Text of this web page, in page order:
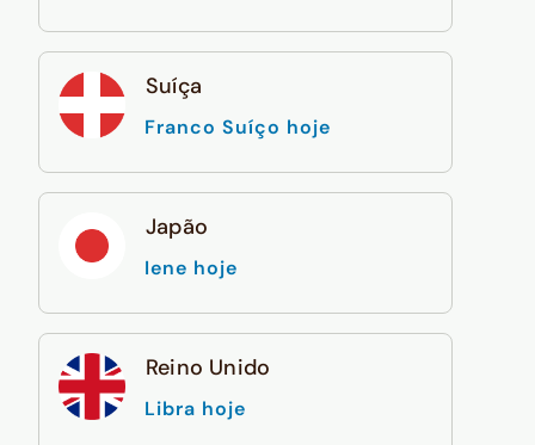
Suíça
Franco Suíço hoje
Japão
Iene hoje
Reino Unido
Libra hoje